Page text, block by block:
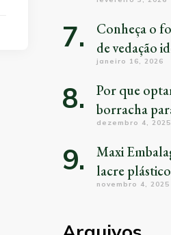
Conheça o
de vedação
janeiro 16, 2026
Por que
borracha
dezembro 4, 2025
Maxi
lacre
novembro 4, 2025